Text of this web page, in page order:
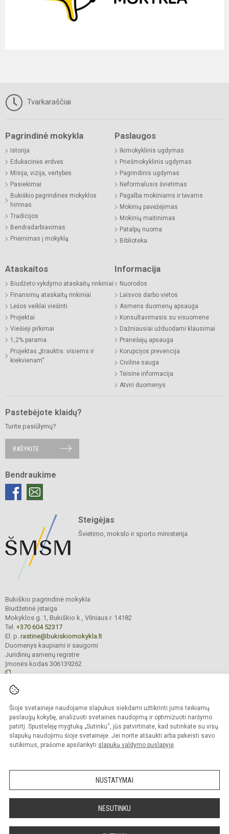
Šioje svetainėje naudojame slapukus siekdami užtikrinti jums teikiamų
paslaugų kokybę, analizuoti svetainės naudojimą ir optimizuoti naršymo
patirtį. Spustelėję mygtuką „Sutinku“, jūs patvirtinate, kad sutinkate su visų
slapukų naudojimu šioje svetainėje. Jei norite atšaukti arba pakeisti savo
sutikimus, prašome apsilankyti slapukų valdymo puslapyje.
NUSTATYMAI
NESUTINKU
Tvarkaraščiai
Pagrindinė mokykla
Istorija
Edukacinės erdvės
Misija, vizija, vertybės
Pasiekimai
Bukiškio pagrindinės mokyklos
himnas
Tradicijos
Bendradarbiavimas
Priėmimas į mokyklą
Paslaugos
Ikimokyklinis ugdymas
Priešmokyklinis ugdymas
Pagrindinis ugdymas
Neformalusis švietimas
Pagalba mokiniams ir tėvams
Mokinių pavėžėjimas
Mokinių maitinimas
Patalpų nuoma
Biblioteka
Ataskaitos
Biudžeto vykdymo ataskaitų rinkiniai
Finansinių ataskaitų rinkiniai
Lėšos veiklai viešinti
Projektai
Viešieji pirkimai
1,2% parama
Projektas „Įtrauktis: visiems ir
kiekvienam“
Informacija
Nuorodos
Laisvos darbo vietos
Asmens duomenų apsauga
Konsultavimasis su visuomene
Dažniausiai užduodami klausimai
Pranešėjų apsauga
Korupcijos prevencija
Civilinė sauga
Teisinė informacija
Atviri duomenys
Pastebėjote klaidų?
Turite pasiūlymų?
RAŠYKITE
Bendraukime
Steigėjas
Švietimo, mokslo ir sporto ministerija
Bukiškio pagrindinė mokykla
Biudžetinė įstaiga
Mokyklos g. 1, Bukiškio k., Vilniaus r. 14182
Tel. +370 604 52317
El. p. rastine@bukiskiomokykla.lt
Duomenys kaupiami ir saugomi
Juridinių asmenų registre
Įmonės kodas 306139262
Kopijuoti turinį be raštiško Bukiškio pagrindinės mokyklos administracijos
sutikimo griežtai draudžiama.
Prieinamumo paraiška Slapukų valdymas
Sumanus būdas atnaujinti